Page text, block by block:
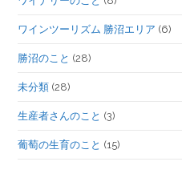
ワインツーリズム 勝沼エリア (6)
勝沼のこと (28)
未分類 (28)
生産者さんのこと (3)
葡萄の生育のこと (15)